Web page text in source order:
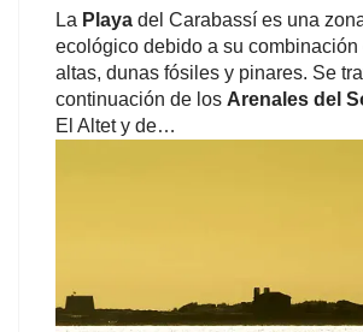
La Playa del Carabassí es una
ecológico debido a su combinación
altas, dunas fósiles y pinares. Se
continuación de los Arenales del
El Altet y de…